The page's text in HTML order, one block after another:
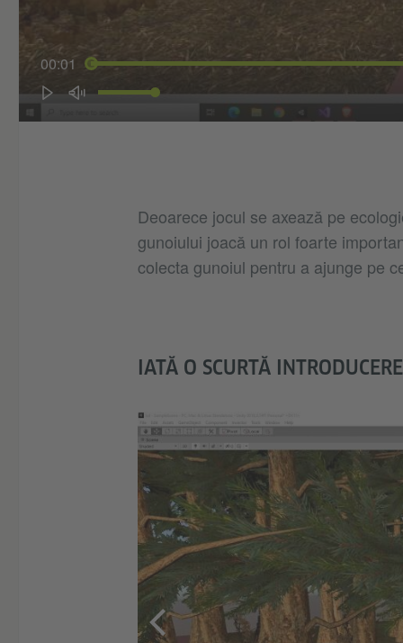
00:01
Deoarece jocul se axează pe
gunoiului joacă un rol foarte
colecta gunoiul pentru a ajunge pe
IATĂ O SCURTĂ